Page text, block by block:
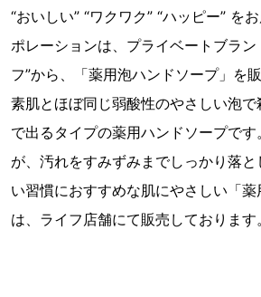
“おいしい” “ワクワク” “ハッピー” を
ポレーションは、プライベートブラン
フ”から、「薬用泡ハンドソープ」を販
素肌とほぼ同じ弱酸性のやさしい泡
で出るタイプの薬用ハンドソープで
が、汚れをすみずみまでしっかり落
い習慣におすすめな肌にやさしい「薬
は、ライフ店舗にて販売しております。